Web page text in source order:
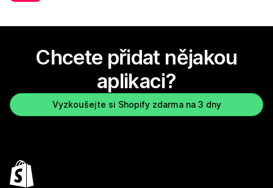
Chcete přidat nějakou
aplikaci?
Vyzkoušejte si Shopify zdarma na 3 dny